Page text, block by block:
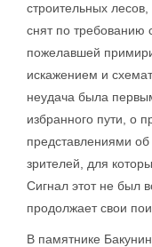
строительных
снят по требованию
пожелавшей
искажением и
неудача была
избранного пути, о
представлениями об
зрителей, для
Сигнал этот не был
продолжает свои
В памятнике